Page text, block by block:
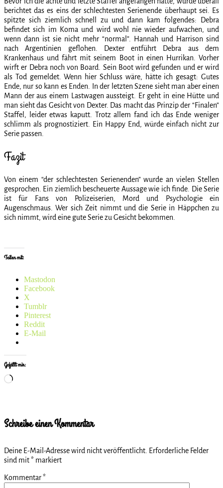
berichtet das es eins der schlechtesten Serienende überhaupt sei. Es
spitzte sich ziemlich schnell zu und dann kam folgendes: Debra
befindet sich im Koma und wird wohl nie wieder aufwachen, und
wenn dann ist sie nicht mehr “normal”. Hannah und Harrison sind
nach Argentinien geflohen. Dexter entführt Debra aus dem
Krankenhaus und fährt mit seinem Boot in einen Hurrikan. Vorher
wirft er Debra noch von Board. Sein Boot wird gefunden und er wird
als Tod gemeldet. Wenn hier Schluss wäre, hätte ich gesagt: Gutes
Ende, nur so kann es Enden. In der letzten Szene sieht man aber einen
Mann der aus einem Lastwagen aussteigt. Er geht in eine Hütte und
man sieht das Gesicht von Dexter. Das macht das Prinzip der “Finalen”
Staffel, leider etwas kaputt. Trotz allem fand ich das Ende weniger
schlimm als prognostiziert. Ein Happy End, würde einfach nicht zur
Serie passen.
Fazit
Von einem “der schlechtesten Serienenden” wurde an vielen Stellen
gesprochen. Ein ziemlich bescheuerte Aussage wie ich finde. Die Serie
ist für Fans von Polizeiserien, Mord und Psychologie ein
Augenschmaus. Wer sich Zeit nimmt und die Serie in Häppchen zu
sich nimmt, wird eine gute Serie zu Gesicht bekommen.
Teilen mit:
Mastodon
Facebook
X
Tumblr
Pinterest
Reddit
E-Mail
Gefällt mir:
Wird
Schreibe einen Kommentar
Deine E-Mail-Adresse wird nicht veröffentlicht. Erforderliche Felder
sind mit* markiert
Kommentar*